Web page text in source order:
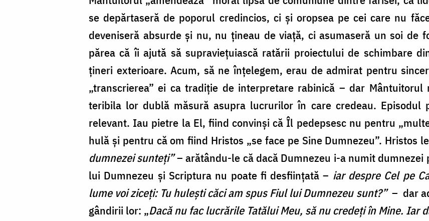
se depărtaseră de poporul credincios, ci și oropsea pe cei care nu
deveniseră absurde și nu, nu țineau de viață, ci asumaseră un soi de
părea că îi ajută să supraviețuiască ratării proiectului de schimbare
țineri exterioare. Acum, să ne înțelegem, erau de admirat pentru
„transcrierea” ei ca tradiție de interpretare rabinică – dar Mântuitorul
teribila lor dublă măsură asupra lucrurilor în care credeau. Episodul
relevant. Iau pietre la El, fiind convinși că Îl pedepsesc nu pentru
hulă și pentru că om fiind Hristos „se face pe Sine Dumnezeu”. Hristos
dumnezei sunteți”– arătându-le că dacă Dumnezeu i-a numit
lui Dumnezeu și Scriptura nu poate fi desființată – iar despre Cel pe
lume voi ziceți: Tu hulești căci am spus Fiul lui Dumnezeu sunt?”– dar
gândirii lor: „Dacă nu fac lucrările Tatălui Meu, să nu credeți în Mine. Iar